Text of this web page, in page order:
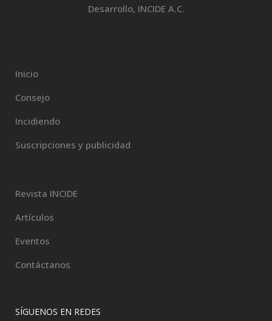
Desarrollo, INCIDE A.C.
Inicio
Consejo
Incidiendo
Suscripciones y publicidad
Revista INCIDE
Artículos
Eventos
Contáctanos
SÍGUENOS EN REDES